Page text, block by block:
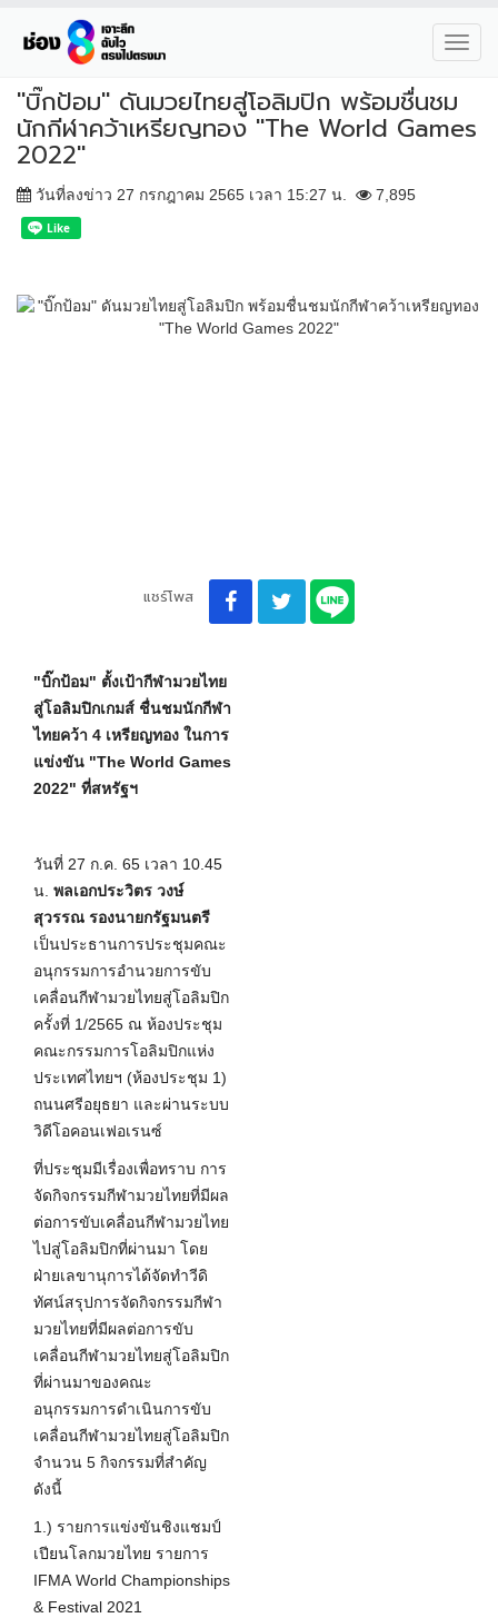
"บิ๊กป้อม" ดันมวยไทยสู่โอลิมปิก พร้อมชื่นชม
นักกีฬาคว้าเหรียญทอง "The World Games
2022"
วันที่ลงข่าว 27 กรกฎาคม 2565 เวลา 15:27 น. 7,895
แชร์โพส
"บิ๊กป้อม" ตั้งเป้ากีฬามวยไทย
สู่โอลิมปิกเกมส์ ชื่นชมนักกีฬา
ไทยคว้า 4 เหรียญทอง ในการ
แข่งขัน "The World Games
2022" ที่สหรัฐฯ
วันที่ 27 ก.ค. 65 เวลา 10.45
น. พลเอกประวิตร วงษ์
สุวรรณ รองนายกรัฐมนตรี
เป็นประธานการประชุมคณะ
อนุกรรมการอำนวยการขับ
เคลื่อนกีฬามวยไทยสู่โอลิมปิก
ครั้งที่ 1/2565 ณ ห้องประชุม
คณะกรรมการโอลิมปิกแห่ง
ประเทศไทยฯ (ห้องประชุม 1)
ถนนศรีอยุธยา และผ่านระบบ
วิดีโอคอนเฟอเรนซ์
ที่ประชุมมีเรื่องเพื่อทราบ การ
จัดกิจกรรมกีฬามวยไทยที่มีผล
ต่อการขับเคลื่อนกีฬามวยไทย
ไปสู่โอลิมปิกที่ผ่านมา โดย
ฝ่ายเลขานุการได้จัดทำวีดิ
ทัศน์สรุปการจัดกิจกรรมกีฬา
มวยไทยที่มีผลต่อการขับ
เคลื่อนกีฬามวยไทยสู่โอลิมปิก
ที่ผ่านมาของคณะ
อนุกรรมการดำเนินการขับ
เคลื่อนกีฬามวยไทยสู่โอลิมปิก
จำนวน 5 กิจกรรมที่สำคัญ
ดังนี้
1.) รายการแข่งขันชิงแชมป์
เปียนโลกมวยไทย รายการ
IFMA World Championships
& Festival 2021